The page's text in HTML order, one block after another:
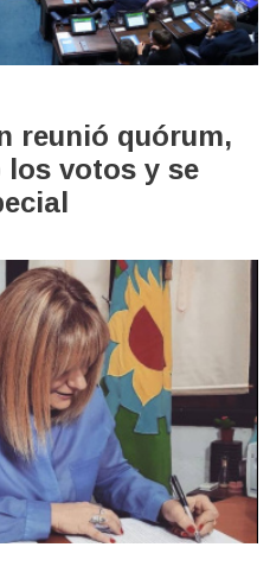
reunió quórum,
votos y se